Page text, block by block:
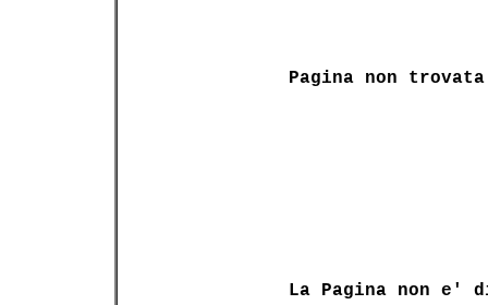
Pagina non trovata
La Pagina non e'